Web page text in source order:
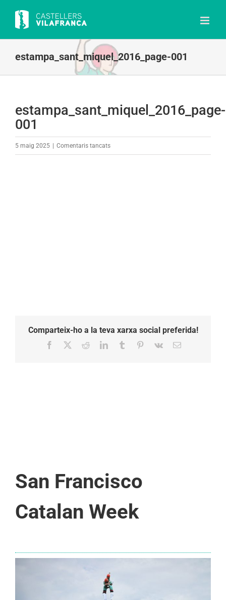
content
estampa_sant_miquel_2016_page-001
estampa_sant_miquel_2016_page-
001
5 maig 2025 Comentaris tancatsa
Comparteix-ho a la teva xarxa social preferida!
Facebook RedditLinkedInTumblr Pinterest
Vk Email:
San Francisco
Catalan Week